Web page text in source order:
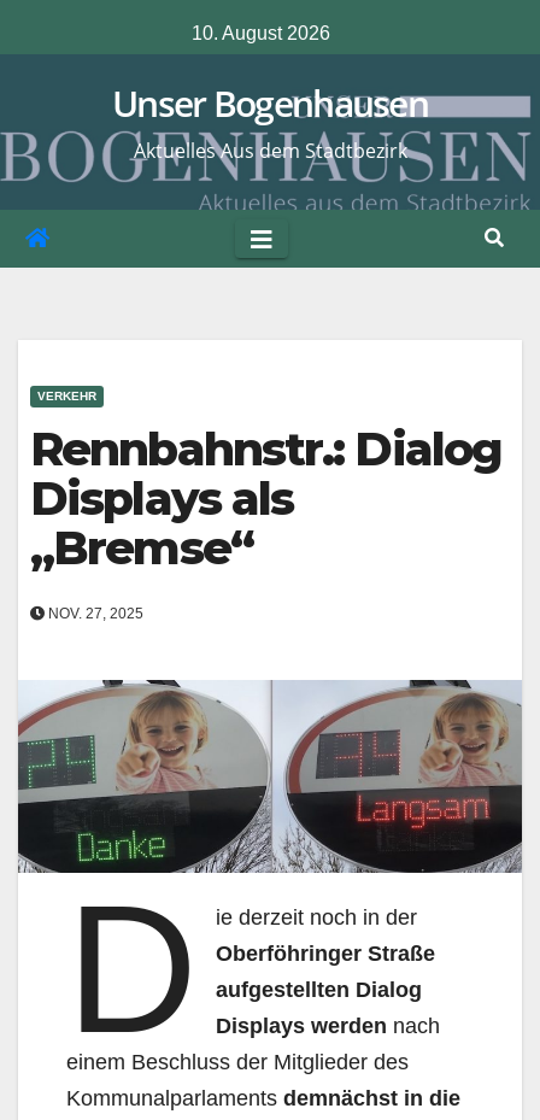
Inhalt
10. August 2026
Unser Bogenhausen
Aktuelles Aus dem Stadtbezirk
VERKEHR
Rennbahnstr.: Dialog
Displays als
„Bremse“
NOV. 27, 2025
D
ie derzeit noch in der
Oberföhringer Straße
aufgestellten Dialog
Displays werden nach
einem Beschluss der Mitglieder des
Kommunalparlaments demnächst in die